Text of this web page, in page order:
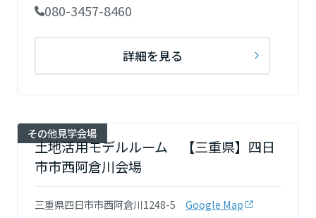
080-3457-8460
詳細を見る
その他見学会場
土地活用モデルルーム 【三重県】四日
市市西阿倉川会場
三重県四日市市西阿倉川1248-5 Google Map